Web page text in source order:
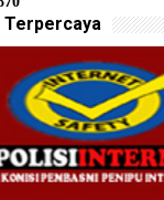
Terpercaya